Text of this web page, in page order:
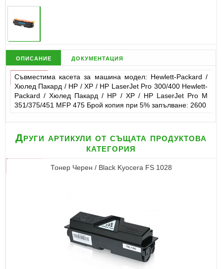
описание документация
Съвместима касета за машина модел: Hewlett-Packard /
Хюлед Пакард / НР / ХР / HP LaserJet Pro 300/400 Hewlett-
Packard / Хюлед Пакард / НР / ХР / HP LaserJet Pro M
351/375/451 MFP 475 Брой копия при 5% запълване: 2600
Други артикули от същата продуктова
категория
Тонер Черен / Black Kyocera FS 1028